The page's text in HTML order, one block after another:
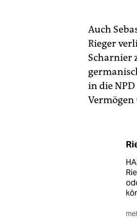
Auch
Rieger
Scharnier
in die
Vermögen